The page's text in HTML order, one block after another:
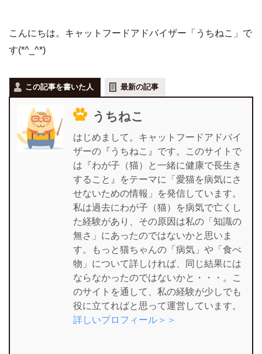
こんにちは。キャットフードアドバイザー「うちねこ」で
す(*^_^*)
この記事を書いた人 最新の記事
うちねこ
はじめまして。キャットフードアドバイ
ザーの『うちねこ』です。このサイトで
は『わが子（猫）と一緒に健康で長生き
すること』をテーマに「愛猫を病気にさ
せないための情報」を発信しています。
私は過去にわが子（猫）を病気で亡くし
た経験があり、その原因は私の「知識の
無さ」にあったのではないかと思いま
す。もっと猫ちゃんの「病気」や「食べ
物」について詳しければ、同じ結果には
ならなかったのではないかと・・・。こ
のサイトを通して、私の経験が少しでも
役に立てればと思って運営しています。
詳しいプロフィール＞＞